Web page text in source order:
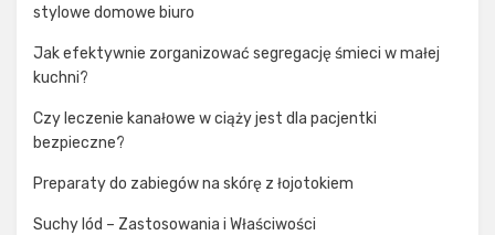
stylowe domowe biuro
Jak efektywnie zorganizować segregację śmieci w małej
kuchni?
Czy leczenie kanałowe w ciąży jest dla pacjentki
bezpieczne?
Preparaty do zabiegów na skórę z łojotokiem
Suchy lód – Zastosowania i Właściwości